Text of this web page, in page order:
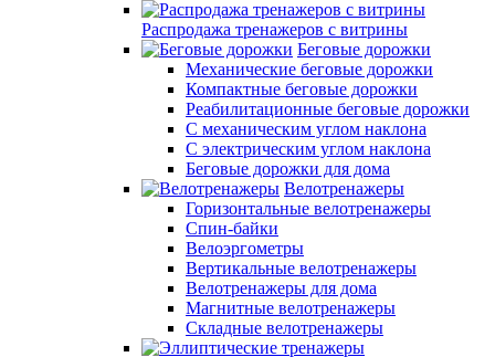
Распродажа тренажеров с витрины
Беговые дорожки
Механические беговые дорожки
Компактные беговые дорожки
Реабилитационные беговые дорожки
С механическим углом наклона
С электрическим углом наклона
Беговые дорожки для дома
Велотренажеры
Горизонтальные велотренажеры
Спин-байки
Велоэргометры
Вертикальные велотренажеры
Велотренажеры для дома
Магнитные велотренажеры
Складные велотренажеры